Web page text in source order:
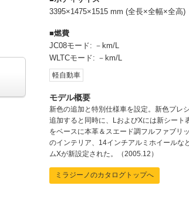
MOTA車買
MOTA
MOTA
3395×1475×1515 mm (全長×全幅×全高)
燃費
JC08モード: －km/L
WLTCモード: －km/L
軽自動車
モデル概要
新色の追加と特別仕様車を設定。新色プレ
追加すると同時に、LおよびXには新シート
をベースに本革＆スエード調フルファブリ
のインテリア、14インチアルミホイールな
ムXが新設定された。（2005.12）
ミラジーノのカタログトップへ